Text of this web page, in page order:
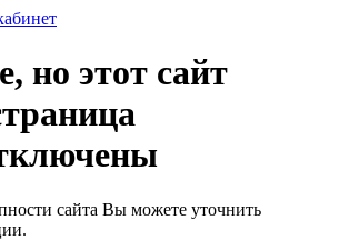
но этот сайт
сайта Вы можете уточнить